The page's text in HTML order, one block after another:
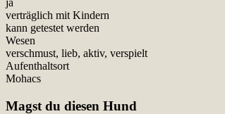
ja
verträglich mit Kindern
kann getestet werden
Wesen
verschmust, lieb, aktiv, verspielt
Aufenthaltsort
Mohacs
Magst du diesen Hund